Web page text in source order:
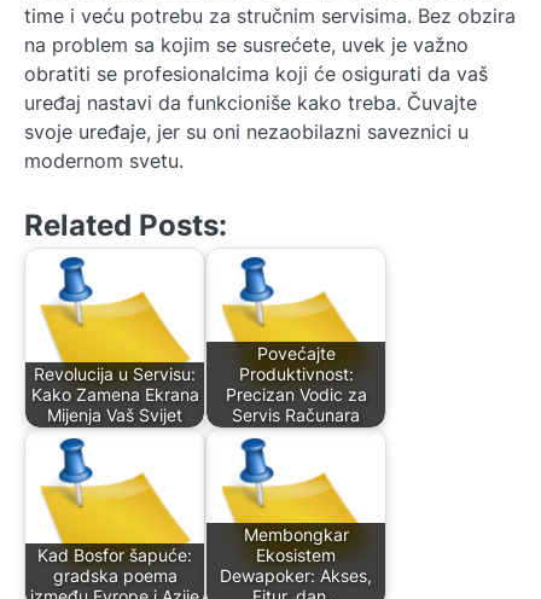
time i veću potrebu za stručnim servisima. Bez obzira
na problem sa kojim se susrećete, uvek je važno
obratiti se profesionalcima koji će osigurati da vaš
uređaj nastavi da funkcioniše kako treba. Čuvajte
svoje uređaje, jer su oni nezaobilazni saveznici u
modernom svetu.
Related Posts:
Revolucija u Servisu:
Kako Zamena Ekrana
Mijenja Vaš Svijet
Povećajte
Produktivnost:
Precizan Vodic za
Servis Računara
Kad Bosfor šapuće:
gradska poema
Membongkar
Ekosistem
Dewapoker: Akses,